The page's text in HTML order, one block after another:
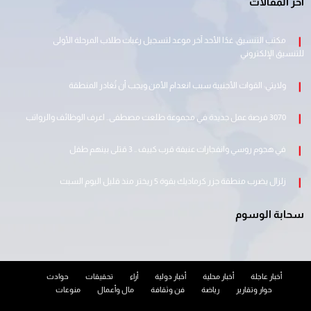
مكتب التنسيق: غدًا الأحد آخر موعد لتسجيل رغبات طلاب المرحلة الأولى
للتنسيق الإلكتروني
ولايتي: القوات الأجنبية سبب انعدام الأمن ويجب أن تُغادر المنطقة
3070 فرصة عمل جديدة في مجموعة طلعت مصطفى.. اعرف الوظائف والرواتب
في هجوم روسي وانفجارات عنيفة قرب كييف .. 3 قتلى بينهم طفل
زلزال يضرب منطقة جزر كرماديك بقوة 5 ريختر منذ قليل اليوم السبت
سحابة الوسوم
أخبار عاجلة أخبار محلية أخبار دولية أراء تحقيقات
حوادث
حوار وتقارير
رياضة فن وثقافة مال وأعمال منوعات